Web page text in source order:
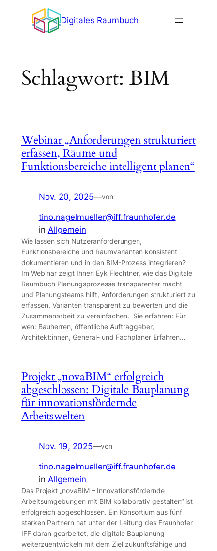
Digitales Raumbuch
Schlagwort: BIM
Webinar „Anforderungen strukturiert
erfassen, Räume und
Funktionsbereiche intelligent planen“
Nov. 20, 2025—von
tino.nagelmueller@iff.fraunhofer.de
in Allgemein
Wie lassen sich Nutzeranforderungen,
Funktionsbereiche und Raumvarianten konsistent
dokumentieren und in den BIM-Prozess integrieren?
Im Webinar zeigt Ihnen Eyk Flechtner, wie das Digitale
Raumbuch Planungsprozesse transparenter macht
und Planungsteams hilft, Anforderungen strukturiert zu
erfassen, Varianten transparent zu bewerten und die
Zusammenarbeit zu vereinfachen. Sie erfahren: Für
wen: Bauherren, öffentliche Auftraggeber,
Architekt:innen, General- und Fachplaner Erfahren…
Projekt „novaBIM“ erfolgreich
abgeschlossen: Digitale Bauplanung
für innovationsfördernde
Arbeitswelten
Nov. 19, 2025—von
tino.nagelmueller@iff.fraunhofer.de
in Allgemein
Das Projekt „novaBIM – Innovationsfördernde
Arbeitsumgebungen mit BIM kollaborativ gestalten“ ist
erfolgreich abgeschlossen. Ein Konsortium aus fünf
starken Partnern hat unter der Leitung des Fraunhofer
IFF daran gearbeitet, die digitale Bauplanung
weiterzuentwickeln mit dem Ziel zukunftsfähige und